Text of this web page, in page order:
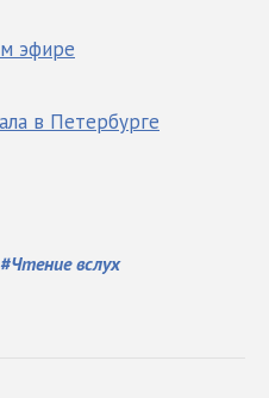
эфире
в Петербурге
#Чтение вслух